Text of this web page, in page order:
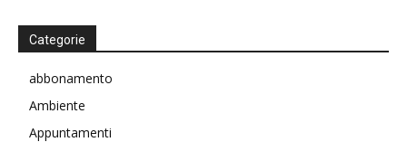
Categorie
abbonamento
Ambiente
Appuntamenti